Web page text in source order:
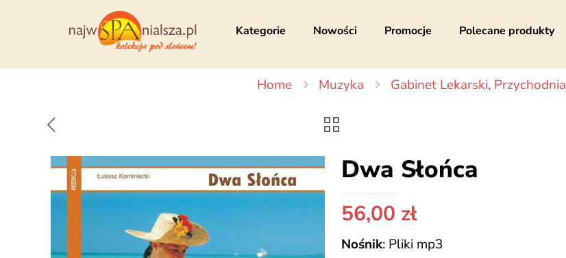
Kategorie Nowości Promocje Polecane produkty
Home Muzyka Gabinet Lekarski, Przychodnia
Dwa Słońca
56,00 zł
Nośnik: Pliki mp3